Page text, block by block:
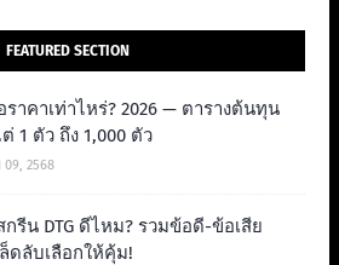
FEATURED SECTION
ราคาเท่าไหร่? 2026 — ตารางต้นทุน
1 ตัว ถึง 1,000 ตัว
2568
กรีน DTG ดีไหม? รวมข้อดี-ข้อเสีย
ดลับเลือกให้คุ้ม!